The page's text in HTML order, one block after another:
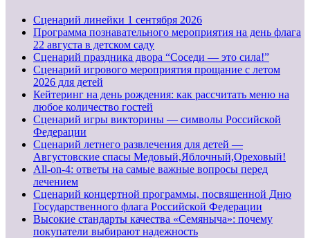
Cценарий линейки 1 сентября 2026
Программа познавательного мероприятия на день флага
22 августа в детском саду
Сценарий праздника двора “Соседи — это сила!”
Сценарий игрового мероприятия прощание с летом
2026 для детей
Кейтеринг на день рождения: как рассчитать меню на
любое количество гостей
Сценарий игры викторины — символы Российской
Федерации
Сценарий летнего развлечения для детей —
Августовские спасы Медовый,Яблочный,Ореховый!
All-on-4: ответы на самые важные вопросы перед
лечением
Сценарий концертной программы, посвященной Дню
Государственного флага Российской Федерации
Высокие стандарты качества «Семяныча»: почему
покупатели выбирают надежность